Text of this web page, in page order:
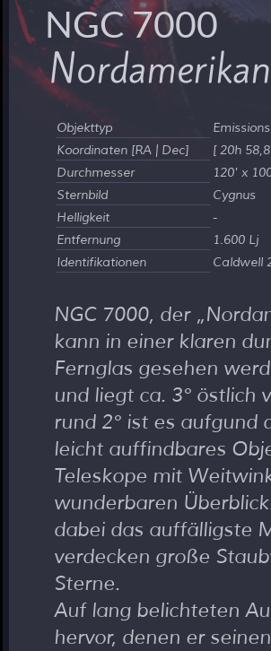
NGC 7000
Objekttyp
Koordinaten [RA | Dec]
[ 20h
Durchmesser
120' x
Sternbild
Cygnus
Helligkeit
-
Entfernung
1.600 Lj
Identifikationen
Caldwell
NGC 7000, der
kann in einer klaren
Fernglas gesehen
und liegt ca. 3° östlich
rund 2° ist es aufgund
leicht auffindbares
Teleskope mit
wunderbaren
dabei das auffälligste
verdecken große
Sterne.
Auf lang belichteten
hervor, denen er